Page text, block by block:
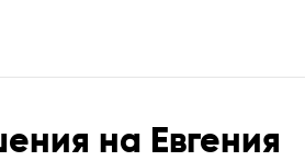
на Евгения